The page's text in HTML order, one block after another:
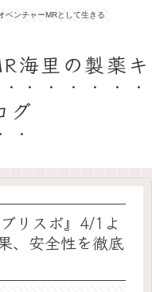
ベンチャーMRとして生きる
海里の製薬キ
グ
リスボ』4/1よ
、安全性を徹底